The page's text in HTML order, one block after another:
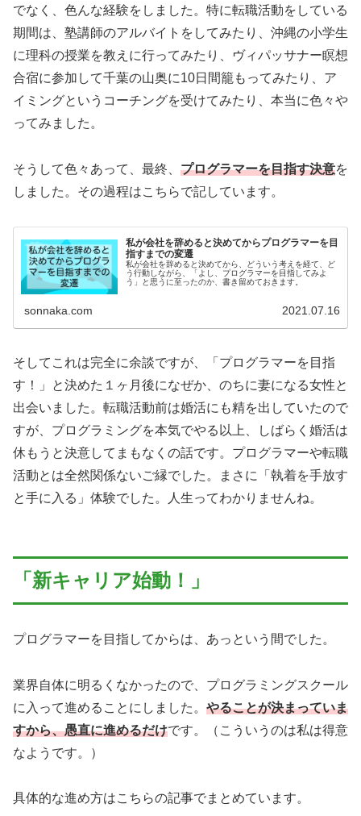
でなく、色んな経験をしました。特に転職活動をしている
期間は、塾講師のアルバイトをしてみたり、沖縄の小学生
に理科の授業を教えに行ってみたり、ヴィパッサナー瞑想
合宿に参加して千葉の山奥に10日間籠もってみたり、ア
イミングというコーチングを受けてみたり、本当に色々や
ってみました。
そうして色々あって、最終、 プログラマーを目指す決意を
しました。その過程はこちらで記しています。
私が会社を辞めると決めてからプログラマーを目
指すまでの変遷
私が会社を辞めると決めてから、どういう考えを経て、ど
う行動しながら、「よし、プログラマーを目指してみよ
う」と思うに至ったのか、書き留めておきます。
sonnaka.com 2021.07.16
そしてこれは完全に余談ですが、「プログラマーを目指
す！」と決めた１ヶ月後になぜか、のちに妻になる女性と
出会いました。転職活動前は婚活にも精を出していたので
すが、プログラミングを本気でやる以上、しばらく婚活は
休もうと決意してまもなくの話です。プログラマーや転職
活動とは全然関係ないご縁でした。まさに「執着を手放す
と手に入る」体験でした。人生ってわかりませんね。
「新キャリア始動！」
プログラマーを目指してからは、あっという間でした。
業界自体に明るくなかったので、プログラミングスクール
に入って進めることにしました。 やることが決まっていま
すから、愚直に進めるだけです。（こういうのは私は得意
なようです。）
具体的な進め方はこちらの記事でまとめています。